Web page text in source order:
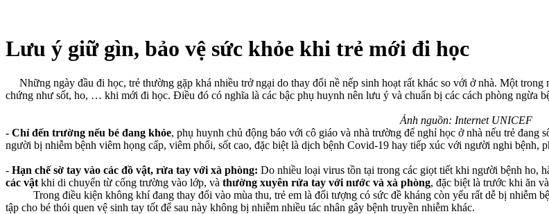
Lưu ý giữ gìn, bảo vệ sức khỏe khi trẻ mới đi học
Những ngày đầu đi học, trẻ thường gặp khá nhiều trở ngại do thay đổi nề nếp sinh hoạt rất khác so với ở nhà. Một
chứng như sốt, ho, … khi mới đi học. Điều đó có nghĩa là các bậc phụ huynh nên lưu ý và chuẩn bị các cách phòng ngừa
Ảnh nguồn: Internet UNICEF
- Chỉ đến trường nếu bé đang khỏe, phụ huynh chủ động báo với cô giáo và nhà trường để nghỉ học ở nhà nếu trẻ
người bị nhiễm bệnh viêm họng cấp, viêm phổi, sốt cao, đặc biệt là dịch bệnh Covid-19 hay tiếp xúc với người nghi bệnh,
- Hạn chế sờ tay vào các đồ vật, rửa tay với xà phòng: Do nhiều loại virus tồn tại trong các giọt tiết khi người bệnh ho,
các vật khi di chuyển từ cổng trường vào lớp, và thường xuyên rửa tay với nước và xà phòng, đặc biệt là trước khi ăn
Trong điều kiện không khí đang thay đổi vào mùa thu, trẻ em là đối tượng có sức đề kháng còn yếu rất dễ bị nhiễm
tập cho bé thói quen vệ sinh tay tốt để sau này không bị nhiễm nhiều tác nhân gây bệnh truyền nhiễm khác.